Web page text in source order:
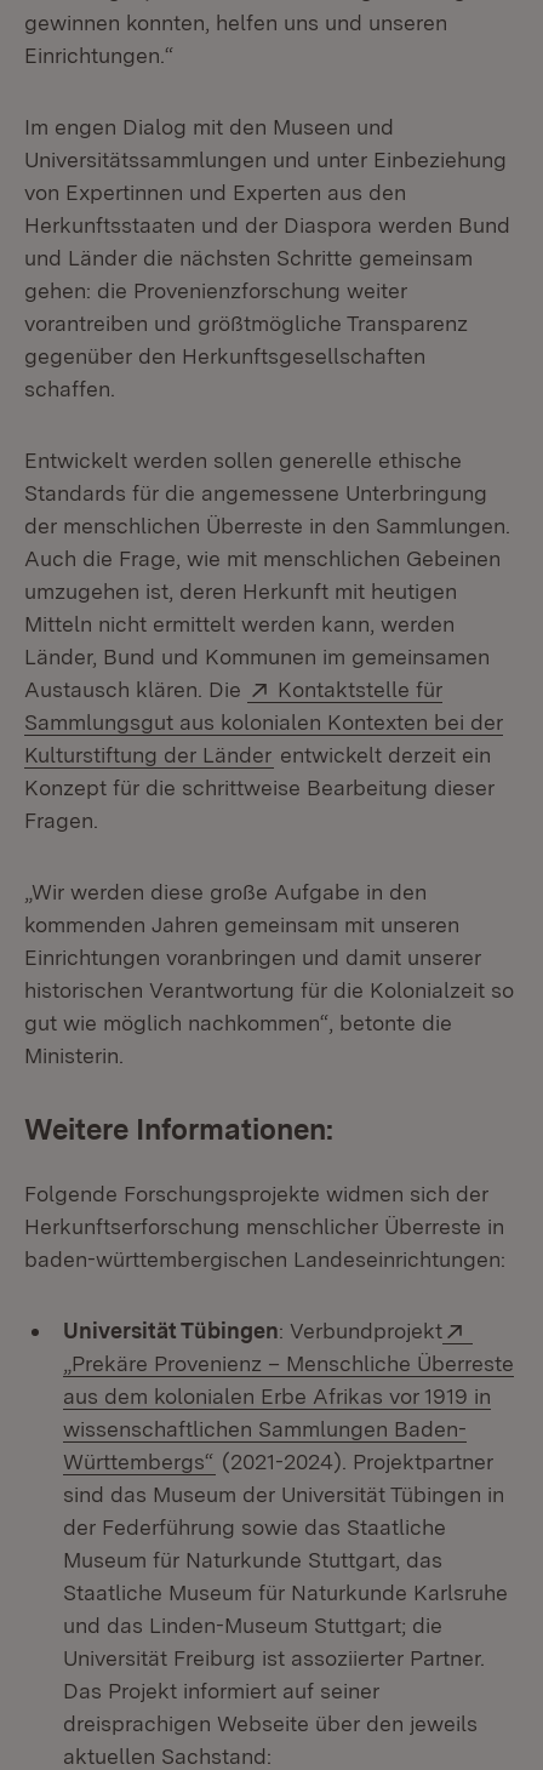
gewinnen konnten, helfen uns und unseren
Einrichtungen.“
Im engen Dialog mit den Museen und
Universitätssammlungen und unter Einbeziehung
von Expertinnen und Experten aus den
Herkunftsstaaten und der Diaspora werden Bund
und Länder die nächsten Schritte gemeinsam
gehen: die Provenienzforschung weiter
vorantreiben und größtmögliche Transparenz
gegenüber den Herkunftsgesellschaften
schaffen.
Entwickelt werden sollen generelle ethische
Standards für die angemessene Unterbringung
der menschlichen Überreste in den Sammlungen.
Auch die Frage, wie mit menschlichen Gebeinen
umzugehen ist, deren Herkunft mit heutigen
Mitteln nicht ermittelt werden kann, werden
Länder, Bund und Kommunen im gemeinsamen
Austausch klären. Die
Extern:
Kontaktstelle für
Sammlungsgut aus kolonialen Kontexten bei der
Kulturstiftung der Länder (Öffnet in neuem Fenster)
entwickelt derzeit ein
Konzept für die schrittweise Bearbeitung dieser
Fragen.
„Wir werden diese große Aufgabe in den
kommenden Jahren gemeinsam mit unseren
Einrichtungen voranbringen und damit unserer
historischen Verantwortung für die Kolonialzeit so
gut wie möglich nachkommen“, betonte die
Ministerin.
Weitere Informationen:
Folgende Forschungsprojekte widmen sich der
Herkunftserforschung menschlicher Überreste in
baden-württembergischen Landeseinrichtungen:
Universität Tübingen: Verbundprojekt
„Prekäre Provenienz – Menschliche Überreste
aus dem kolonialen Erbe Afrikas vor 1919 in
wissenschaftlichen Sammlungen Baden-
Württembergs“ (Öffnet in neuem Fenster)
(2021-2024). Projektpartner
sind das Museum der Universität Tübingen in
der Federführung sowie das Staatliche
Museum für Naturkunde Stuttgart, das
Staatliche Museum für Naturkunde Karlsruhe
und das Linden-Museum Stuttgart; die
Universität Freiburg ist assoziierter Partner.
Das Projekt informiert auf seiner
dreisprachigen Webseite über den jeweils
aktuellen Sachstand: